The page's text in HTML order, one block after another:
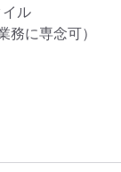
ル
に専念可）